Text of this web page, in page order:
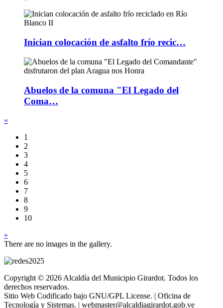
Inician colocación de asfalto frío recic…
Abuelos de la comuna "El Legado del
Coma…
«
1
2
3
4
5
6
7
8
9
10
»
There are no images in the gallery.
Copyright © 2026 Alcaldía del Municipio Girardot. Todos los
derechos reservados.
Sitio Web Codificado bajo GNU/GPL License. | Oficina de
Tecnología y Sistemas. | webmaster@alcaldiagirardot.gob.ve